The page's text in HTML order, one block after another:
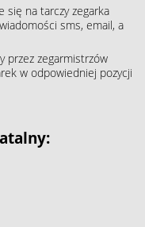
się na tarczy zegarka
sms, email, a
przez zegarmistrzów
w odpowiedniej pozycji